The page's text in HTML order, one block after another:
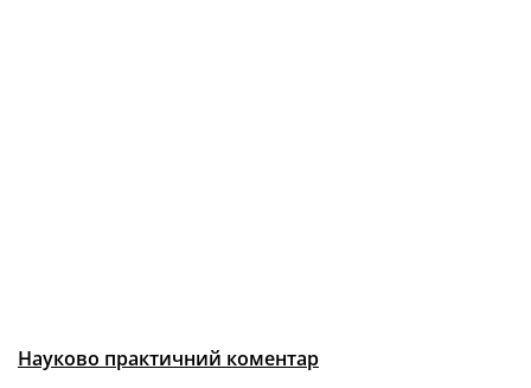
Науково практичний коментар